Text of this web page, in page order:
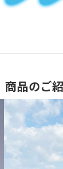
商品のご